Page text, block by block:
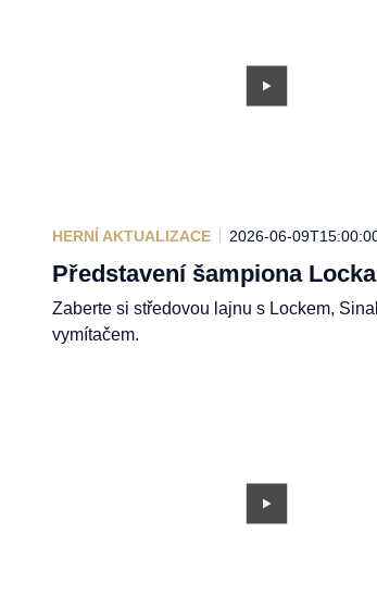
HERNÍ AKTUALIZACE 2026-06-
Představení šampiona Locka
Zaberte si středovou lajnu s Lockem,
vymítačem.